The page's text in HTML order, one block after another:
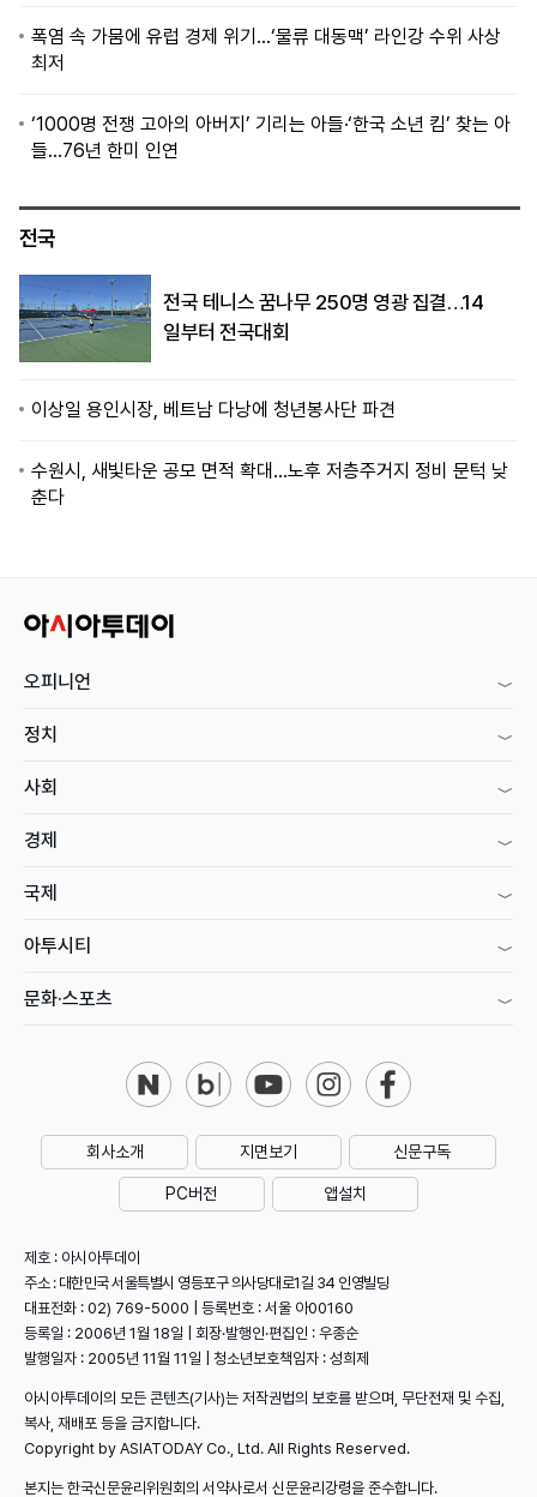
폭염 속 가뭄에 유럽 경제 위기…‘물류 대동맥’ 라인강 수위 사상
최저
‘1000명 전쟁 고아의 아버지’ 기리는 아들·‘한국 소년 킴’ 찾는 아
들…76년 한미 인연
전국
전국 테니스 꿈나무 250명 영광 집결…14
일부터 전국대회
이상일 용인시장, 베트남 다낭에 청년봉사단 파견
수원시, 새빛타운 공모 면적 확대…노후 저층주거지 정비 문턱 낮
춘다
오피니언
정치
사회
경제
국제
아투시티
문화·스포츠
회사소개 지면보기 신문구독
PC버전 앱설치
제호 : 아시아투데이
주소 : 대한민국 서울특별시 영등포구 의사당대로1길 34 인영빌딩
대표전화 : 02) 769-5000 | 등록번호 : 서울 아00160
등록일 : 2006년 1월 18일 | 회장·발행인·편집인 : 우종순
발행일자 : 2005년 11월 11일 | 청소년보호책임자 : 성희제
아시아투데이의 모든 콘텐츠(기사)는 저작권법의 보호를 받으며, 무단전재 및 수집,
복사, 재배포 등을 금지합니다.
Copyright by ASIATODAY Co., Ltd. All Rights Reserved.
본지는 한국신문윤리위원회의 서약사로서 신문윤리강령을 준수합니다.